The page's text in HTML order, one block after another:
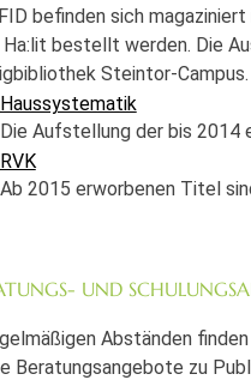
befinden sich
Ha:lit bestellt werden. Die
Steintor-Campus.
Haussystematik
Die Aufstellung der bis
RVK
Ab 2015 erworbenen Titel
UND
Abständen
Beratungsangebote zu